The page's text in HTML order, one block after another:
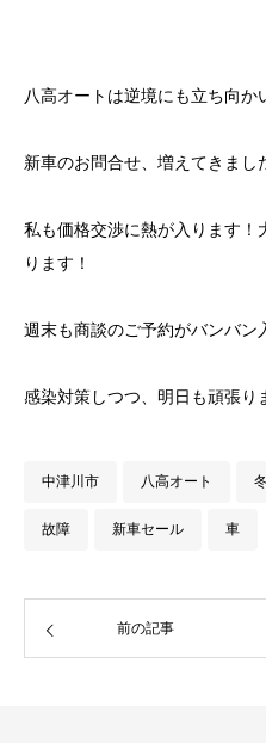
八高オートは逆境にも立ち向か
新車のお問合せ、増えてきまし
私も価格交渉に熱が入ります
ります！
週末も商談のご予約がバンバン
感染対策しつつ、明日も頑張り
中津川市 八高オート
故障 新車セール 車
前の記事